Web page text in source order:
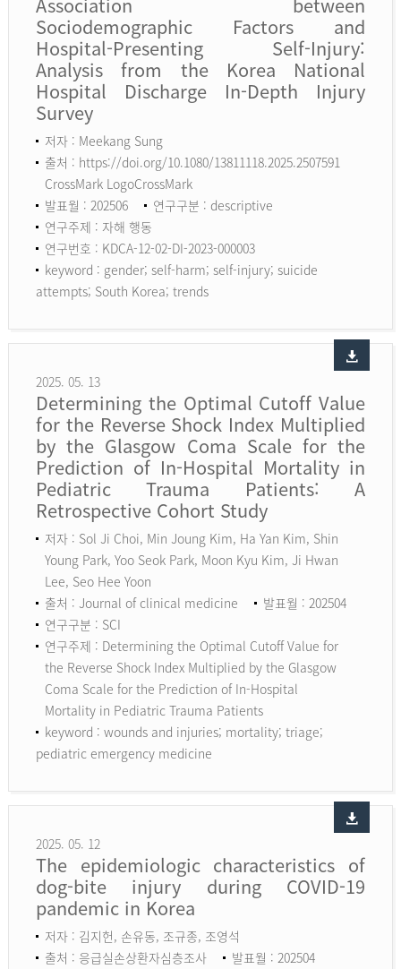
Sociodemographic Factors and
Hospital-Presenting Self-Injury:
Analysis from the Korea National
Hospital Discharge In-Depth Injury
Survey
저자 : Meekang Sung
출처 : https://doi.org/10.1080/13811118.2025.2507591
CrossMark LogoCrossMark
발표월 : 202506
연구구분 : descriptive
연구주제 : 자해 행동
연구번호 : KDCA-12-02-DI-2023-000003
keyword : gender; self-harm; self-injury; suicide
attempts; South Korea; trends
2025. 05. 13
Determining the Optimal Cutoff Value
for the Reverse Shock Index Multiplied
by the Glasgow Coma Scale for the
Prediction of In-Hospital Mortality in
Pediatric Trauma Patients: A
Retrospective Cohort Study
저자 : Sol Ji Choi, Min Joung Kim, Ha Yan Kim, Shin
Young Park, Yoo Seok Park, Moon Kyu Kim, Ji Hwan
Lee, Seo Hee Yoon
출처 : Journal of clinical medicine
발표월 : 202504
연구구분 : SCI
연구주제 : Determining the Optimal Cutoff Value for
the Reverse Shock Index Multiplied by the Glasgow
Coma Scale for the Prediction of In-Hospital
Mortality in Pediatric Trauma Patients
keyword : wounds and injuries; mortality; triage;
pediatric emergency medicine
2025. 05. 12
The epidemiologic characteristics of
dog-bite injury during COVID-19
pandemic in Korea
저자 : 김지헌, 손유동, 조규종, 조영석
출처 : 응급실손상환자심층조사
발표월 : 202504